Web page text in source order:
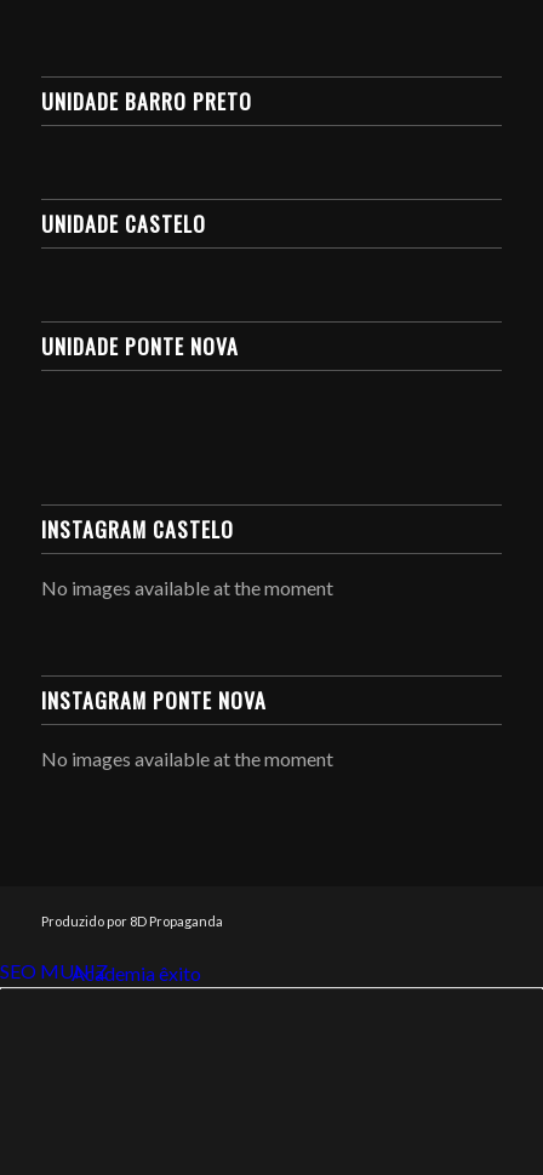
UNIDADE BARRO PRETO
UNIDADE CASTELO
UNIDADE PONTE NOVA
INSTAGRAM CASTELO
No images available at the moment
INSTAGRAM PONTE NOVA
No images available at the moment
Produzido por 8D Propaganda
SEO MUNIZ
Link112Academia êxito